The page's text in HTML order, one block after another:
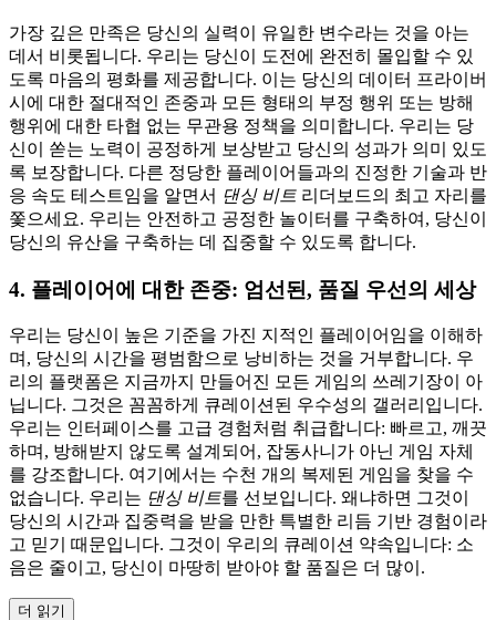
가장 깊은 만족은 당신의 실력이 유일한 변수라는 것을 아는
데서 비롯됩니다. 우리는 당신이 도전에 완전히 몰입할 수 있
도록 마음의 평화를 제공합니다. 이는 당신의 데이터 프라이버
시에 대한 절대적인 존중과 모든 형태의 부정 행위 또는 방해
행위에 대한 타협 없는 무관용 정책을 의미합니다. 우리는 당
신이 쏟는 노력이 공정하게 보상받고 당신의 성과가 의미 있도
록 보장합니다. 다른 정당한 플레이어들과의 진정한 기술과 반
응 속도 테스트임을 알면서 댄싱 비트 리더보드의 최고 자리를
쫓으세요. 우리는 안전하고 공정한 놀이터를 구축하여, 당신이
당신의 유산을 구축하는 데 집중할 수 있도록 합니다.
4. 플레이어에 대한 존중: 엄선된, 품질 우선의 세상
우리는 당신이 높은 기준을 가진 지적인 플레이어임을 이해하
며, 당신의 시간을 평범함으로 낭비하는 것을 거부합니다. 우
리의 플랫폼은 지금까지 만들어진 모든 게임의 쓰레기장이 아
닙니다. 그것은 꼼꼼하게 큐레이션된 우수성의 갤러리입니다.
우리는 인터페이스를 고급 경험처럼 취급합니다: 빠르고, 깨끗
하며, 방해받지 않도록 설계되어, 잡동사니가 아닌 게임 자체
를 강조합니다. 여기에서는 수천 개의 복제된 게임을 찾을 수
없습니다. 우리는 댄싱 비트를 선보입니다. 왜냐하면 그것이
당신의 시간과 집중력을 받을 만한 특별한 리듬 기반 경험이라
고 믿기 때문입니다. 그것이 우리의 큐레이션 약속입니다: 소
음은 줄이고, 당신이 마땅히 받아야 할 품질은 더 많이.
더 읽기